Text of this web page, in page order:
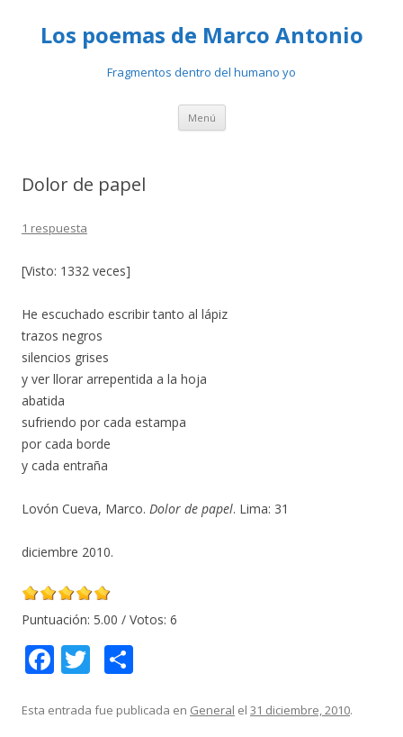
Los poemas de Marco Antonio
Fragmentos dentro del humano yo
Menú Ir
contenido
Dolor de papel
1 respuesta
[Visto: 1332 veces]
He escuchado escribir tanto al lápiz
trazos negros
silencios grises
y ver llorar arrepentida a la hoja
abatida
sufriendo por cada estampa
por cada borde
y cada entraña
Lovón Cueva, Marco. Dolor de papel. Lima: 31
diciembre 2010.
Puntuación: 5.00 / Votos: 6
F
e
T
itt m
Esta entrada fue publicada en General el 31 diciembre, 2010.